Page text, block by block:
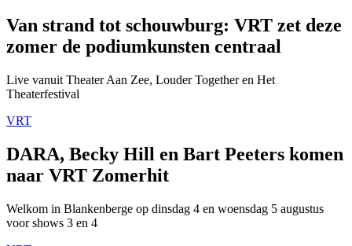
Van strand tot schouwburg: VRT zet deze
zomer de podiumkunsten centraal
Live vanuit Theater Aan Zee, Louder Together en Het
Theaterfestival
VRT
DARA, Becky Hill en Bart Peeters komen
naar VRT Zomerhit
Welkom in Blankenberge op dinsdag 4 en woensdag 5 augustus
voor shows 3 en 4